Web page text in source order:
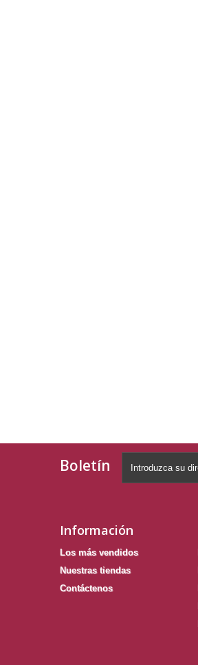
Boletín
Información
Los más vendidos
Nuestras tiendas
Contáctenos